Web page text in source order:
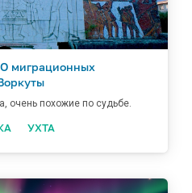
миграционных
очень похожие по судьбе.
УХТА